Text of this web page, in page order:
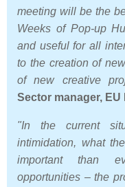
meeting will be the
Weeks of Pop-up
and useful for all
to the creation of
of new creative
Sector manager,
"In the current
intimidation, what
important than
opportunities – the